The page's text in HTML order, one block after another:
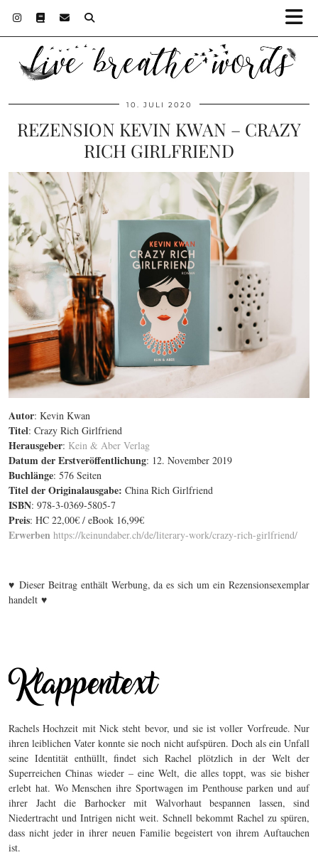
10. JULI 2020
REZENSION KEVIN KWAN – CRAZY
RICH GIRLFRIEND
Autor: Kevin Kwan
Titel: Crazy Rich Girlfriend
Herausgeber: Kein & Aber Verlag
Datum der Erstveröffentlichung: 12. November 2019
Buchlänge: 576 Seiten
Titel der Originalausgabe: China Rich Girlfriend
ISBN: 978-3-0369-5805-7
Preis: HC 22,00€ / eBook 16,99€
Erwerben https://keinundaber.ch/de/literary-work/crazy-rich-girlfriend/
♥ Dieser Beitrag enthält Werbung, da es sich um ein Rezensionsexemplar
handelt ♥
Rachels Hochzeit mit Nick steht bevor, und sie ist voller Vorfreude. Nur
ihren leiblichen Vater konnte sie noch nicht aufspüren. Doch als ein Unfall
seine Identität enthüllt, findet sich Rachel plötzlich in der Welt der
Superreichen Chinas wieder – eine Welt, die alles toppt, was sie bisher
erlebt hat. Wo Menschen ihre Sportwagen im Penthouse parken und auf
ihrer Jacht die Barhocker mit Walvorhaut bespannen lassen, sind
Niedertracht und Intrigen nicht weit. Schnell bekommt Rachel zu spüren,
dass nicht jeder in ihrer neuen Familie begeistert von ihrem Auftauchen
ist.